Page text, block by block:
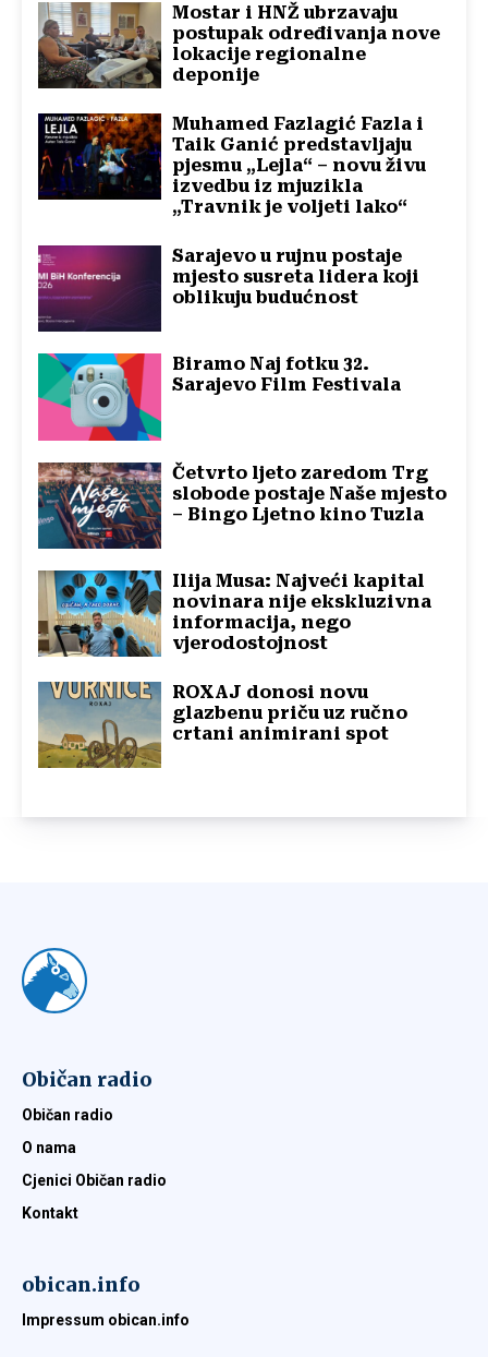
Mostar i HNŽ ubrzavaju
postupak određivanja nove
lokacije regionalne
deponije
Muhamed Fazlagić Fazla i
Taik Ganić predstavljaju
pjesmu „Lejla“ – novu živu
izvedbu iz mjuzikla
„Travnik je voljeti lako“
Sarajevo u rujnu postaje
mjesto susreta lidera koji
oblikuju budućnost
Biramo Naj fotku 32.
Sarajevo Film Festivala
Četvrto ljeto zaredom Trg
slobode postaje Naše mjesto
– Bingo Ljetno kino Tuzla
Ilija Musa: Najveći kapital
novinara nije ekskluzivna
informacija, nego
vjerodostojnost
ROXAJ donosi novu
glazbenu priču uz ručno
crtani animirani spot
Običan radio
Običan radio
O nama
Cjenici Običan radio
Kontakt
obican.info
Impressum obican.info